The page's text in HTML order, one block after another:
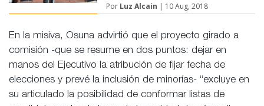
Por Luz Alcain | 10 Aug, 2018
En la misiva, Osuna advirtió que el proyecto girado a
comisión -que se resume en dos puntos: dejar en
manos del Ejecutivo la atribución de fijar fecha de
elecciones y prevé la inclusión de minorías- “excluye en
su articulado la posibilidad de conformar listas de